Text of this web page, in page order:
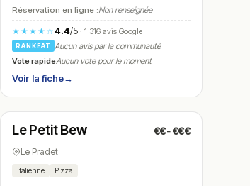
Réservation en ligne :Non renseignée
★★★★☆4.4/5 · 1 316 avis Google
RANKEAT
Aucun avis par la communauté
Vote rapideAucun vote pour le moment
Voir la fiche→
N° 26
Fermé(11:00 – 14:00, 18:00 – 22:00)
Le Petit Bew €€-€€€
Le Pradet
Italienne Pizza